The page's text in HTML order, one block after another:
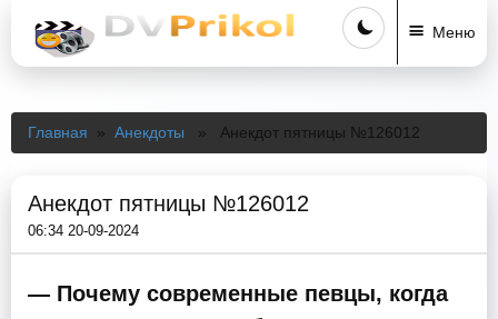
Меню
Главная » Анекдоты » Анекдот пятницы №126012
Анекдот пятницы №126012
06:34 20-09-2024
— Почему современные певцы, когда